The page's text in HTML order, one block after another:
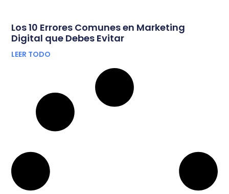
Los 10 Errores Comunes en Marketing
Digital que Debes Evitar
LEER TODO